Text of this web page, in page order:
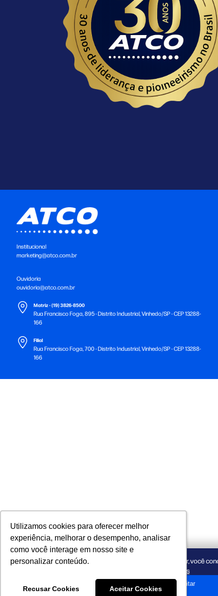
Utilizamos cookies para oferecer melhor
experiência, melhorar o desempenho, analisar
como você interage em nosso site e
personalizar conteúdo.
Recusar Cookies Aceitar Cookies
Utilizamos cookies para oferecer melhor
experiência, melhorar o desempenho, analisar
como você interage em nosso site e
personalizar conteúdo.
Recusar Cookies Aceitar Cookies
Institucional
marketing@atco.com.br
Ouvidoria
ouvidoria@atco.com.br
Matriz - (19) 3826-8500
Rua Francisco Foga, 895 - Distrito Industrial, Vinhedo/SP - CEP 13288-
166
Filial
Rua Francisco Foga, 700 - Distrito Industrial, Vinhedo/SP - CEP 13288-
166
Utilizamos cookies para melhorar sua experiência. Ao aceitar, você
mais
Aceitar